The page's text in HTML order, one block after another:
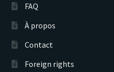
FAQ
À propos
Contact
Foreign rights